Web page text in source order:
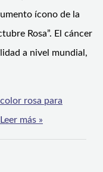
ícono de la
Rosa”. El cáncer
a nivel mundial,
rosa para
Leer más »